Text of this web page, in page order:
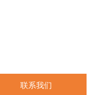
联系我们